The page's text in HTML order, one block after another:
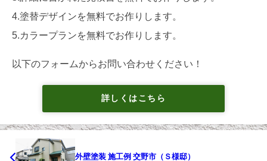
4.塗替デザインを無料でお作りします。
5.カラープランを無料でお作りします。
以下のフォームからお問い合わせください！
詳しくはこちら
外壁塗装 施工例 交野市（Ｓ様邸）